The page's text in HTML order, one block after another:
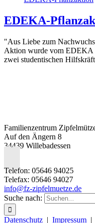
EDEKA-
"Aus Liebe zum
Aktion wurde vom EDEKA
zwei studentischen
Familienzentrum
Auf den Ängern 8
34439 Willebadessen
Telefon: 05646 94025
Telefax: 05646 94027
info@fz-zipfelmuetze.de
Suche nach:
Datenschutz | Impressum |